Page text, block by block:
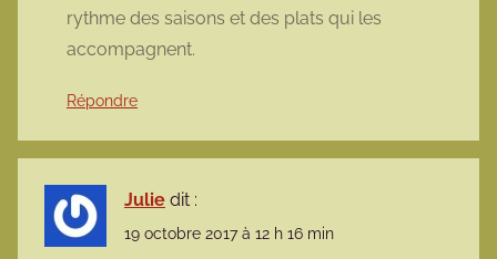
rythme des saisons et des plats qui les
accompagnent.
Répondre
Julie dit :
19 octobre 2017 à 12 h 16 min